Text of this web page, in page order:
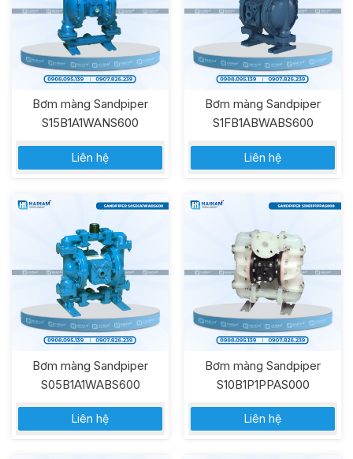
Bơm màng Sandpiper
S15B1A1WANS600
Liên hệ
Bơm màng Sandpiper
S1FB1ABWABS600
Liên hệ
Bơm màng Sandpiper
S05B1A1WABS600
Liên hệ
Bơm màng Sandpiper
S10B1P1PPAS000
Liên hệ